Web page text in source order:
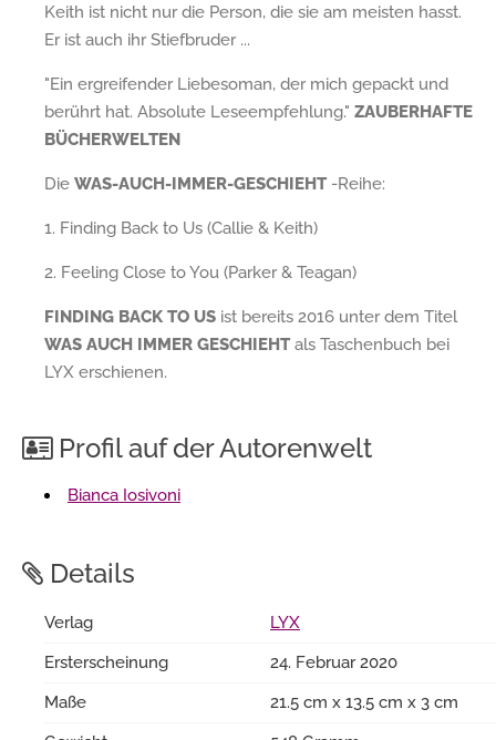
Keith ist nicht nur die Person, die sie am meisten hasst.
Er ist auch ihr Stiefbruder ...
"Ein ergreifender Liebesoman, der mich gepackt und
berührt hat. Absolute Leseempfehlung." ZAUBERHAFTE
BÜCHERWELTEN
Die WAS-AUCH-IMMER-GESCHIEHT -Reihe:
1. Finding Back to Us (Callie & Keith)
2. Feeling Close to You (Parker & Teagan)
FINDING BACK TO US ist bereits 2016 unter dem Titel
WAS AUCH IMMER GESCHIEHT als Taschenbuch bei
LYX erschienen.
Profil auf der Autorenwelt
Bianca Iosivoni
Details
Verlag
LYX
Ersterscheinung
24. Februar 2020
Maße
21.5 cm x 13.5 cm x 3 cm